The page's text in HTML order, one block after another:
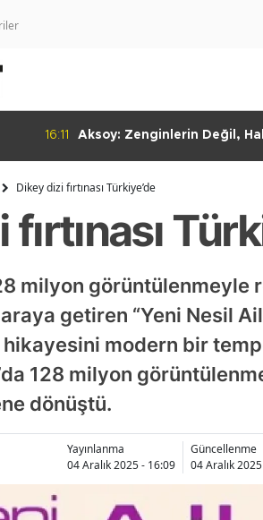
16:11
Aksoy: Zenginlerin Değil,
Dikey dizi fırtınası Türkiye’de
milyon görüntülenmeyle
getiren “Yeni Nesil
hikayesini modern bir
128 milyon
dönüştü.
Yayınlanma
04 Aralık 2025 - 16:09
Güncellenme
04 Aralık